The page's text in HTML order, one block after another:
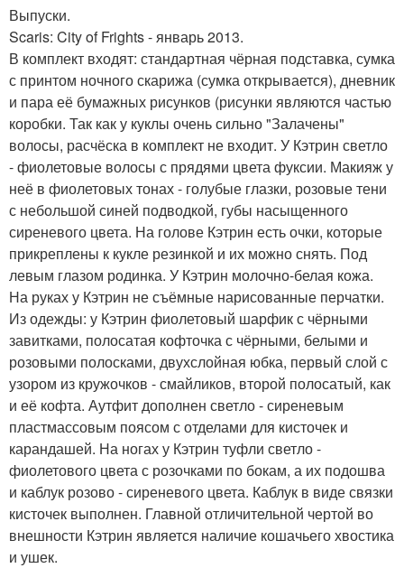
Выпуски.
Scaris: City of Frights - январь 2013.
В комплект входят: стандартная чёрная подставка, сумка
с принтом ночного скарижа (сумка открывается), дневник
и пара её бумажных рисунков (рисунки являются частью
коробки. Так как у куклы очень сильно "Залачены"
волосы, расчёска в комплект не входит. У Кэтрин светло
- фиолетовые волосы с прядями цвета фуксии. Макияж у
неё в фиолетовых тонах - голубые глазки, розовые тени
с небольшой синей подводкой, губы насыщенного
сиреневого цвета. На голове Кэтрин есть очки, которые
прикреплены к кукле резинкой и их можно снять. Под
левым глазом родинка. У Кэтрин молочно-белая кожа.
На руках у Кэтрин не съёмные нарисованные перчатки.
Из одежды: у Кэтрин фиолетовый шарфик с чёрными
завитками, полосатая кофточка с чёрными, белыми и
розовыми полосками, двухслойная юбка, первый слой с
узором из кружочков - смайликов, второй полосатый, как
и её кофта. Аутфит дополнен светло - сиреневым
пластмассовым поясом с отделами для кисточек и
карандашей. На ногах у Кэтрин туфли светло -
фиолетового цвета с розочками по бокам, а их подошва
и каблук розово - сиреневого цвета. Каблук в виде связки
кисточек выполнен. Главной отличительной чертой во
внешности Кэтрин является наличие кошачьего хвостика
и ушек.